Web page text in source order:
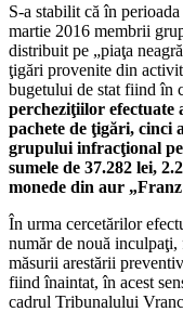
S-a stabilit că în
martie 2016 membrii
distribuit pe „piaţa
ţigări provenite din
bugetului de stat fiind în
percheziţiilor efectuate
pachete de ţigări, cinci
grupului infracţional
sumele de 37.282 lei,
monede din aur „Franz
În urma cercetărilor
număr de nouă inculpaţi,
măsurii arestării
fiind înaintat, în acest
cadrul Tribunalului